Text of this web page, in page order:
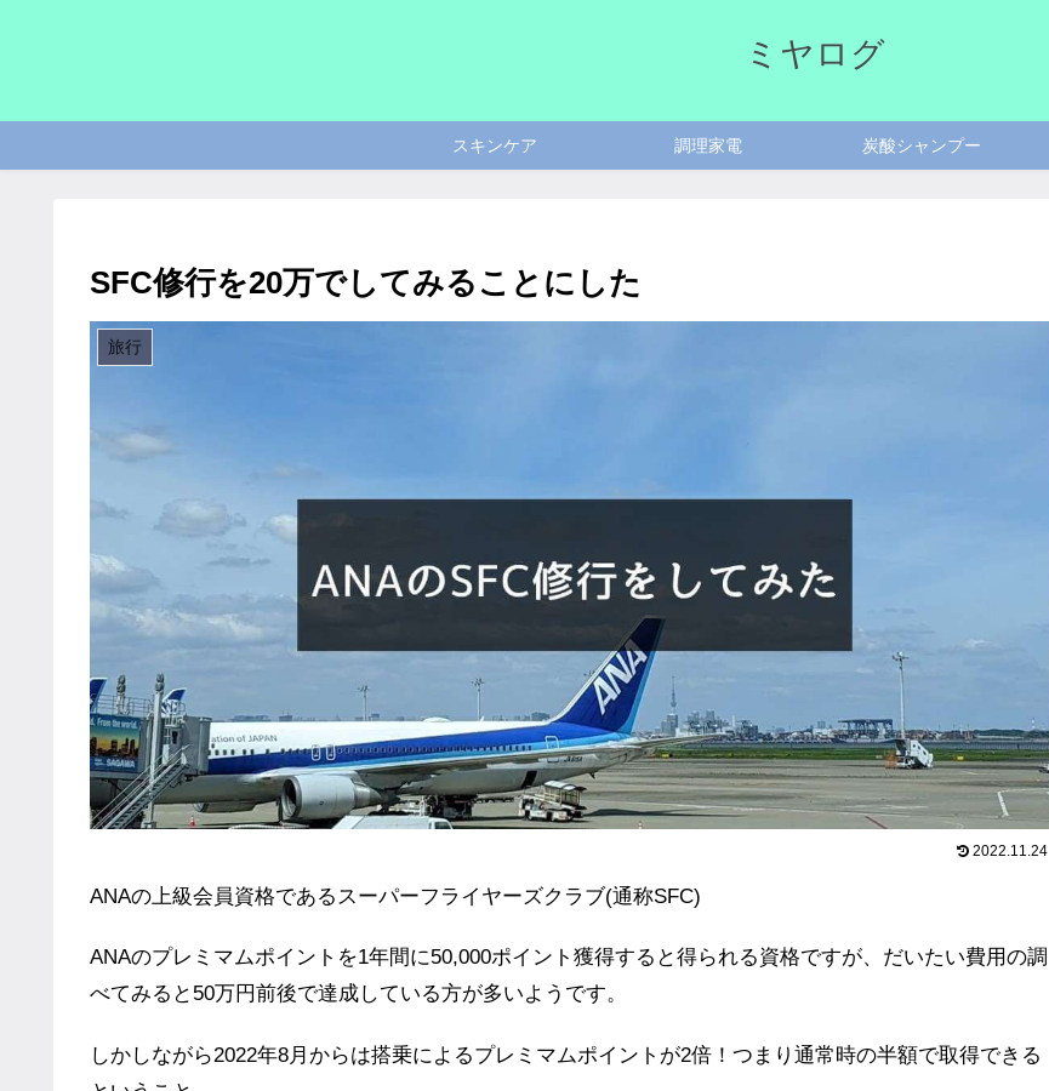
ミヤログ
スキンケア 調理家電 炭酸シャンプー
SFC修行を20万でしてみることにした
旅行
2022.11.24
ANAの上級会員資格であるスーパーフライヤーズクラブ(通称SFC)
ANAのプレミマムポイントを1年間に50,000ポイント獲得すると得られる資格ですが、だいたい費用の調
べてみると50万円前後で達成している方が多いようです。
しかしながら2022年8月からは搭乗によるプレミマムポイントが2倍！つまり通常時の半額で取得できる